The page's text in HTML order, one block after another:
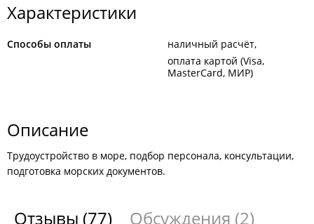
Характеристики
Способы оплаты
наличный расчёт
оплата картой (Visa,
MasterCard, МИР)
Описание
Трудоустройство в море, подбор персонала, консультации,
подготовка морских документов.
Отзывы (77) Обсуждения (2)